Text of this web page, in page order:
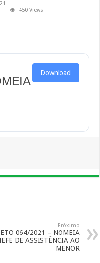
450 Views
Download
Próximo
064/2021 – NOMEIA
DE ASSISTÊNCIA AO
MENOR